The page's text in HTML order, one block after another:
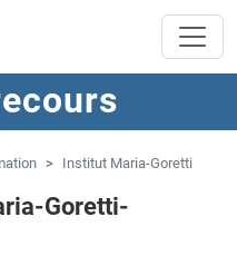
Institut Maria-Goretti
Goretti-